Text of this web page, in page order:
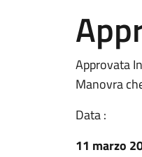
Approvata
Manovra
Data :
11 marzo